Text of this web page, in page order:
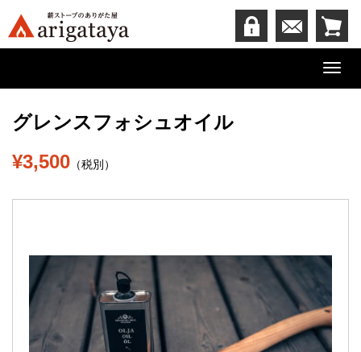
グレンスフォシュオイル
¥3,500 （税別）